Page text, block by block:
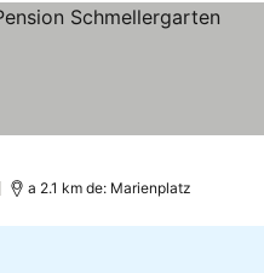
a 2.1 km de: Marienplatz